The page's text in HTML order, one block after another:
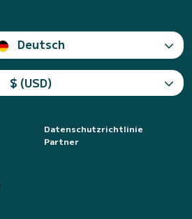
Deutsch
$ (USD)
Datenschutzrichtlinie
Partner